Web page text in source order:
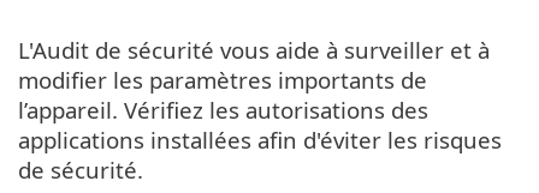
L'Audit de sécurité vous aide à surveiller et à
modifier les paramètres importants de
l’appareil. Vérifiez les autorisations des
applications installées afin d'éviter les risques
de sécurité.